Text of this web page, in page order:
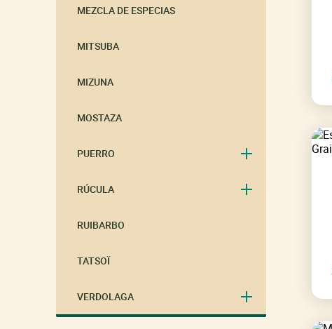
MEZCLA DE ESPECIAS
MITSUBA
MIZUNA
MOSTAZA
PUERRO
RÚCULA
RUIBARBO
TATSOÏ
VERDOLAGA